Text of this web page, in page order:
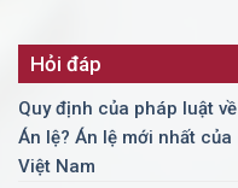
Hỏi đáp
Quy định của pháp luật về
Án lệ? Án lệ mới nhất của
Việt Nam